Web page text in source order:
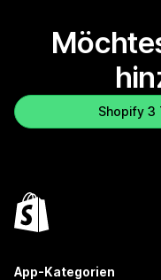
Shopify
App-Kategorien